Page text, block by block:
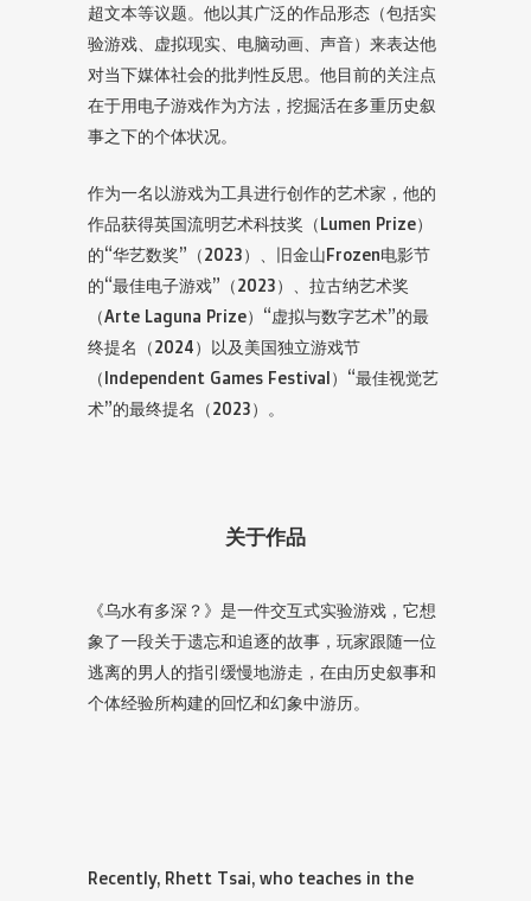
超文本等议题。他以其广泛的作品形态（包括实
验游戏、虚拟现实、电脑动画、声音）来表达他
对当下媒体社会的批判性反思。他目前的关注点
在于用电子游戏作为方法，挖掘活在多重历史叙
事之下的个体状况。
作为一名以游戏为工具进行创作的艺术家，他的
作品获得英国流明艺术科技奖（Lumen Prize）
的“华艺数奖”（2023）、旧金山Frozen电影节
的“最佳电子游戏”（2023）、拉古纳艺术奖
（Arte Laguna Prize）“虚拟与数字艺术”的最
终提名（2024）以及美国独立游戏节
（Independent Games Festival）“最佳视觉艺
术”的最终提名（2023）。
关于作品
《乌水有多深？》是一件交互式实验游戏，它想
象了一段关于遗忘和追逐的故事，玩家跟随一位
逃离的男人的指引缓慢地游走，在由历史叙事和
个体经验所构建的回忆和幻象中游历。
Recently, Rhett Tsai, who teaches in the